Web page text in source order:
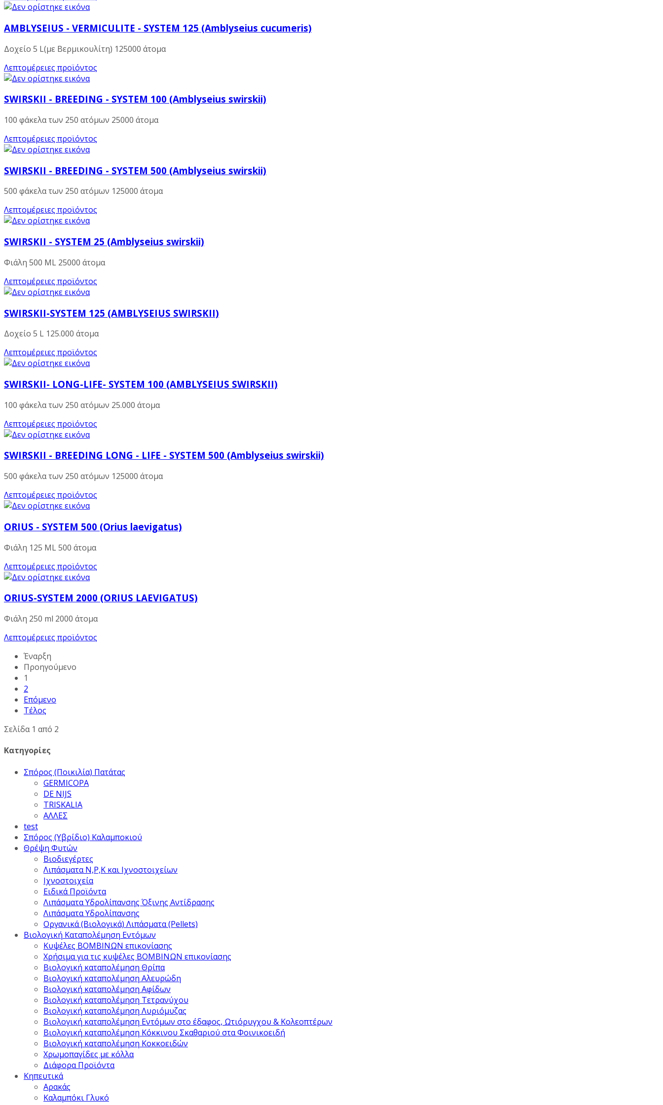
AMBLYSEIUS - VERMICULITE - SYSTEM 125 (Amblyseius cucumeris)
Δοχείο 5 L(με Βερμικουλίτη) 125000 άτομα
Λεπτομέρειες προϊόντος
SWIRSKII - BREEDING - SYSTEM 100 (Amblyseius swirskii)
100 φάκελα των 250 ατόμων 25000 άτομα
Λεπτομέρειες προϊόντος
SWIRSKII - BREEDING - SYSTEM 500 (Amblyseius swirskii)
500 φάκελα των 250 ατόμων 125000 άτομα
Λεπτομέρειες προϊόντος
SWIRSKII - SYSTEM 25 (Amblyseius swirskii)
Φιάλη 500 ML 25000 άτομα
Λεπτομέρειες προϊόντος
SWIRSKII-SYSTEM 125 (AMBLYSEIUS SWIRSKII)
Δοχείο 5 L 125.000 άτομα
Λεπτομέρειες προϊόντος
SWIRSKII- LONG-LIFE- SYSTEM 100 (AMBLYSEIUS SWIRSKII)
100 φάκελα των 250 ατόμων 25.000 άτομα
Λεπτομέρειες προϊόντος
SWIRSKII - BREEDING LONG - LIFE - SYSTEM 500 (Amblyseius swirskii)
500 φάκελα των 250 ατόμων 125000 άτομα
Λεπτομέρειες προϊόντος
ORIUS - SYSTEM 500 (Orius laevigatus)
Φιάλη 125 ML 500 άτομα
Λεπτομέρειες προϊόντος
ORIUS-SYSTEM 2000 (ORIUS LAEVIGATUS)
Φιάλη 250 ml 2000 άτομα
Λεπτομέρειες προϊόντος
Έναρξη
Προηγούμενο
1
2
Επόμενο
Τέλος
Σελίδα 1 από 2
Κατηγορίες
Σπόρος (Ποικιλία) Πατάτας
GERMICOPA
DE NIJS
TRISKALIA
ΑΛΛΕΣ
test
Σπόρος (Υβρίδιο) Καλαμποκιού
Θρέψη Φυτών
Βιοδιεγέρτες
Λιπάσματα Ν,Ρ,Κ και Ιχνοστοιχείων
Ιχνοστοιχεία
Ειδικά Προϊόντα
Λιπάσματα Υδρολίπανσης Όξινης Αντίδρασης
Λιπάσματα Υδρολίπανσης
Οργανικά (Βιολογικά) Λιπάσματα (Pellets)
Βιολογική Καταπολέμηση Εντόμων
Κυψέλες ΒΟΜΒΙΝΩΝ επικονίασης
Χρήσιμα για τις κυψέλες ΒΟΜΒΙΝΩΝ επικονίασης
Βιολογική καταπολέμηση Θρίπα
Βιολογική καταπολέμηση Αλευρώδη
Βιολογική καταπολέμηση Αφίδων
Βιολογική καταπολέμηση Τετρανύχου
Βιολογική καταπολέμηση Λυριόμυζας
Βιολογική καταπολέμηση Εντόμων στο έδαφος, Ωτιόρυγχου & Κολεοπτέρων
Βιολογική καταπολέμηση Κόκκινου Σκαθαριού στα Φοινικοειδή
Βιολογική καταπολέμηση Κοκκοειδών
Χρωμοπαγίδες με κόλλα
Διάφορα Προϊόντα
Κηπευτικά
Αρακάς
Καλαμπόκι Γλυκό